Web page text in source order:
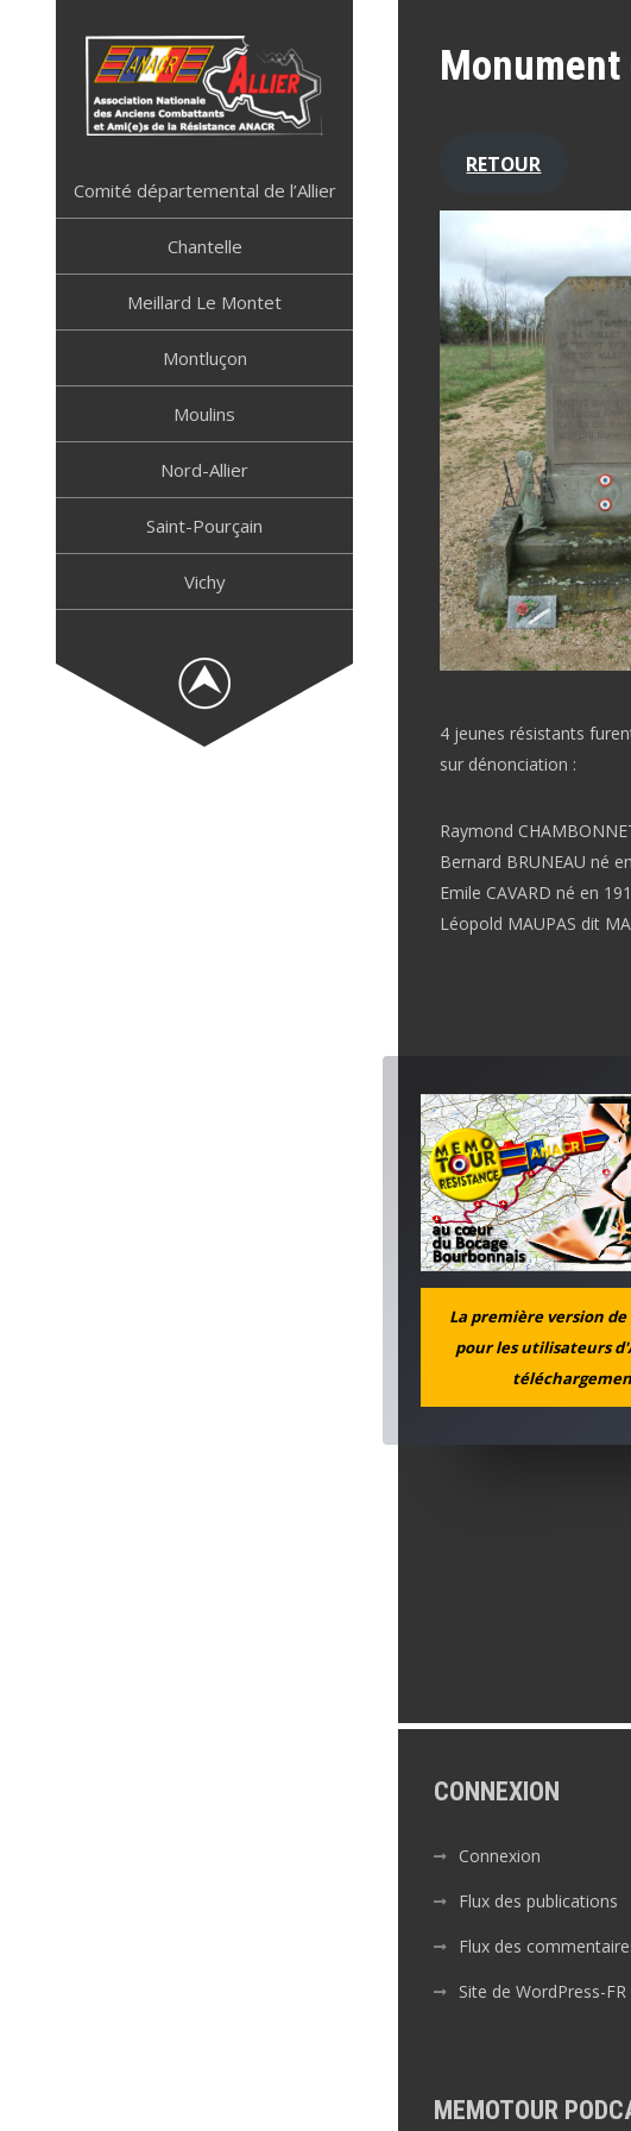
La première version
pour les utilisateurs
Comité départemental de l’Allier
Chantelle
Meillard Le Montet
Montluçon
Moulins
Nord-Allier
Saint-Pourçain
Vichy
RETOUR
4 jeunes résistants
sur dénonciation :
Raymond
Bernard BRUNEAU né
Emile CAVARD né en
Léopold MAUPAS dit
CONNEXION
Connexion
Flux des publications
Flux des
Site de WordPress-FR
MEMOTOUR